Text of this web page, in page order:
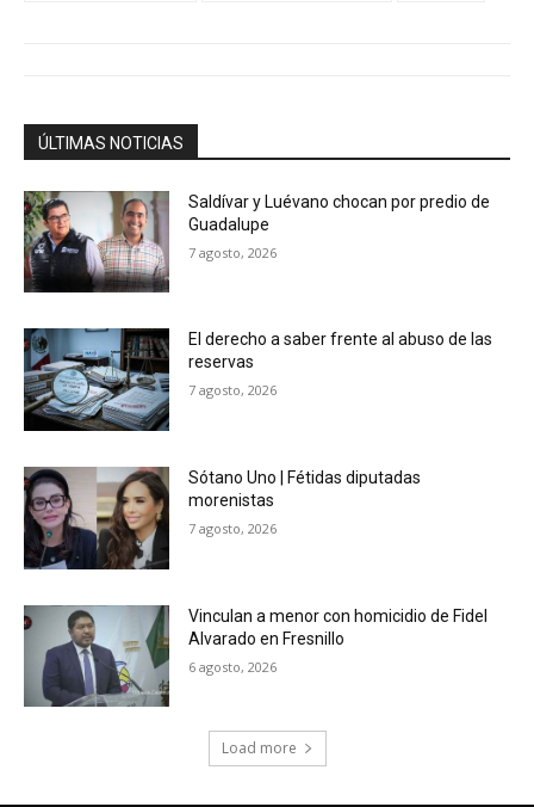
ÚLTIMAS NOTICIAS
Saldívar y Luévano chocan por predio de
Guadalupe
7 agosto, 2026
El derecho a saber frente al abuso de las
reservas
7 agosto, 2026
Sótano Uno | Fétidas diputadas
morenistas
7 agosto, 2026
Vinculan a menor con homicidio de Fidel
Alvarado en Fresnillo
6 agosto, 2026
Load more